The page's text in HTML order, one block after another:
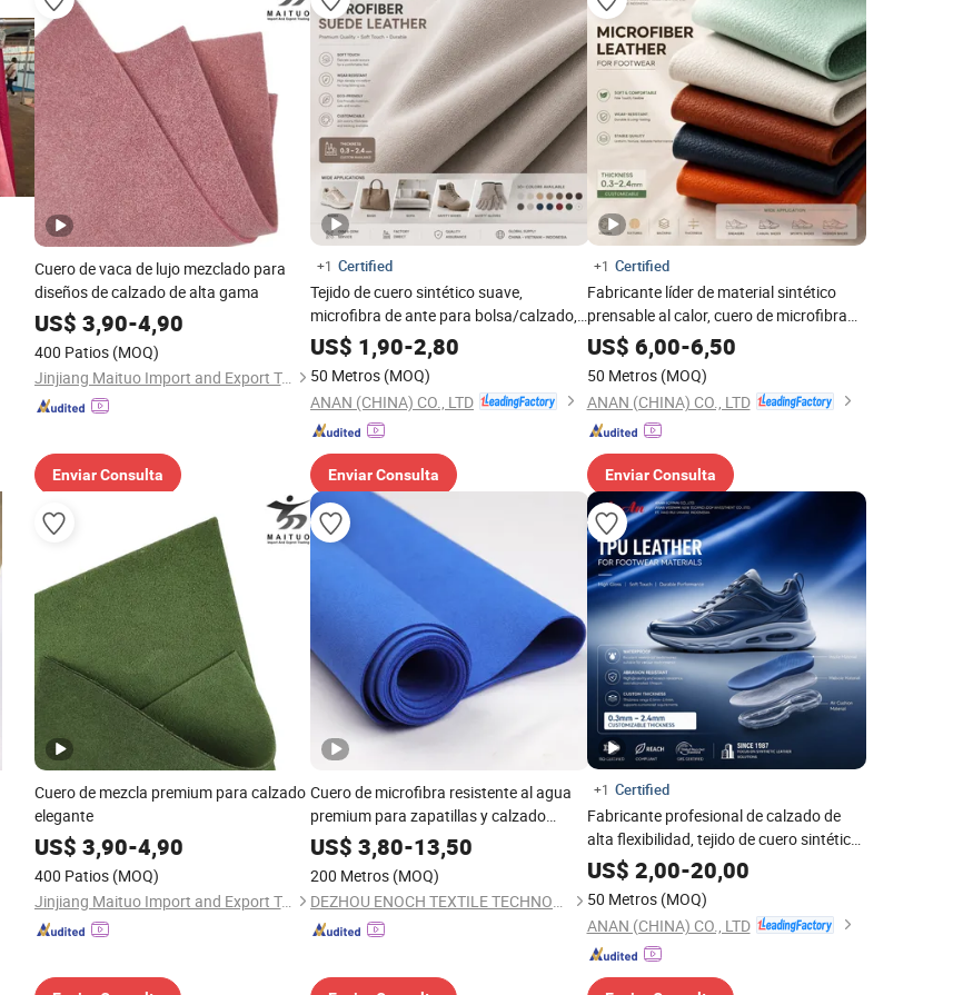
Cuero de vaca de lujo mezclado para
diseños de calzado de alta gama
US$ 3,90-4,90
400 Patios (MOQ)
Jinjiang Maituo Import and Export Trading Co., Ltd.
Enviar Consulta
+1 Certified
Tejido de cuero sintético suave,
microfibra de ante para bolsa/calzado,
sofá, guantes, calzado de seguridad,
certificado Grs
US$ 1,90-2,80
50 Metros (MOQ)
ANAN (CHINA) CO., LTD
Enviar Consulta
+1 Certified
Fabricante líder de material sintético
prensable al calor, cuero de microfibra
para calzado de partes superiores de
punto
US$ 6,00-6,50
50 Metros (MOQ)
ANAN (CHINA) CO., LTD
Enviar Consulta
Cuero de mezcla premium para calzado
elegante
US$ 3,90-4,90
400 Patios (MOQ)
Jinjiang Maituo Import and Export Trading Co., Ltd.
Cuero de microfibra resistente al agua
premium para zapatillas y calzado
casual
US$ 3,80-13,50
200 Metros (MOQ)
DEZHOU ENOCH TEXTILE TECHNOLOGY CO., LTD.
+1 Certified
Fabricante profesional de calzado de
alta flexibilidad, tejido de cuero sintético
TPU resistente a las grietas
US$ 2,00-20,00
50 Metros (MOQ)
ANAN (CHINA) CO., LTD